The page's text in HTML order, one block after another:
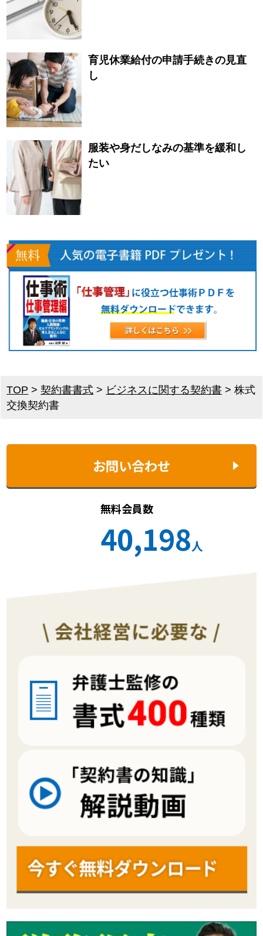
育児休業給付の申請手続きの見直
し
服装や身だしなみの基準を緩和し
たい
TOP >契約書書式 > ビジネスに関する契約書 >株式
交換契約書
お問い合わせ
無料会員数
40,198人